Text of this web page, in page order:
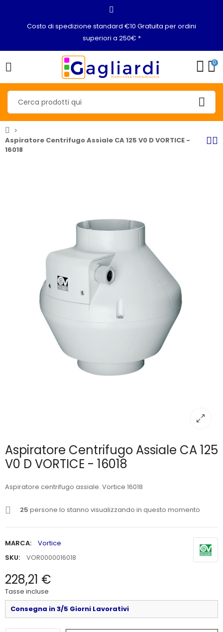
Costo di spedizione standard €10 Gratuita per ordini
superiori a 250€ *
0
Aspiratore Centrifugo Assiale CA 125 V0 D VORTICE -
16018
Aspiratore Centrifugo Assiale CA 125
V0 D VORTICE - 16018
Aspiratore centrifugo assiale. Vortice 16018
25 persone lo stanno visualizzando in questo momento
MARCA:
Vortice
SKU:
VOR0000016018
228,21 €
Tasse incluse
Consegna in 3/5 Giorni Lavorativi